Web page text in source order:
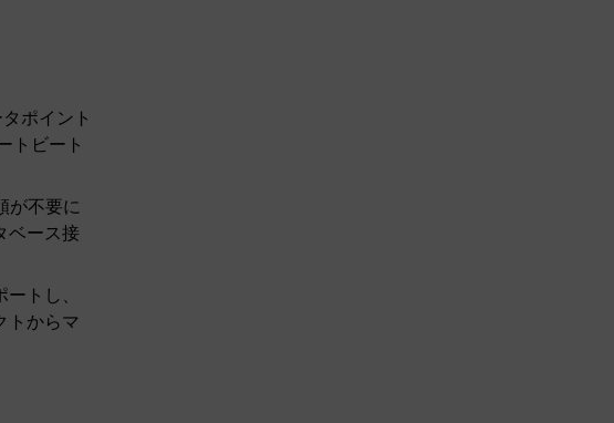
ポイント
トビート
が不要に
ベース接
トし、
トからマ